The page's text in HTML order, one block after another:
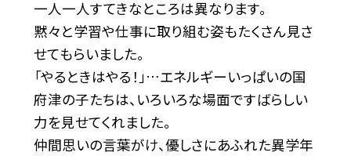
一人一人すてきなところは異なります。
黙々と学習や仕事に取り組む姿もたくさん見さ
せてもらいました。
「やるときはやる！」…エネルギーいっぱいの国
府津の子たちは、いろいろな場面ですばらしい
力を見せてくれました。
仲間思いの言葉がけ、優しさにあふれた異学年